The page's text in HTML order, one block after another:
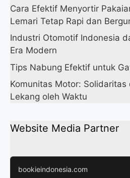
Cara Efektif Menyortir
Lemari Tetap Rapi dan
Industri Otomotif Indonesia
Era Modern
Tips Nabung Efektif untuk
Komunitas Motor:
Lekang oleh Waktu
Website Media Partner
bookieindonesia.com